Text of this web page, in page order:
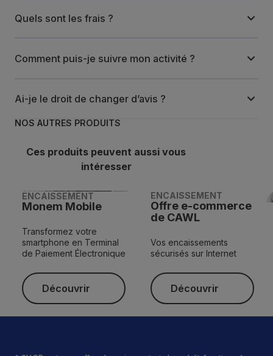
Quels sont les frais ?
Comment puis-je suivre mon activité ?
Ai-je le droit de changer d’avis ?
NOS AUTRES PRODUITS
Ces produits peuvent aussi vous
intéresser
ENCAISSEMENT
Monem Mobile
Transformez votre
smartphone en Terminal
de Paiement Électronique
Découvrir
Découvrir
ENCAISSEMENT
Offre e-commerce
de CAWL
Vos encaissements
sécurisés sur Internet
Découvrir
Découvrir